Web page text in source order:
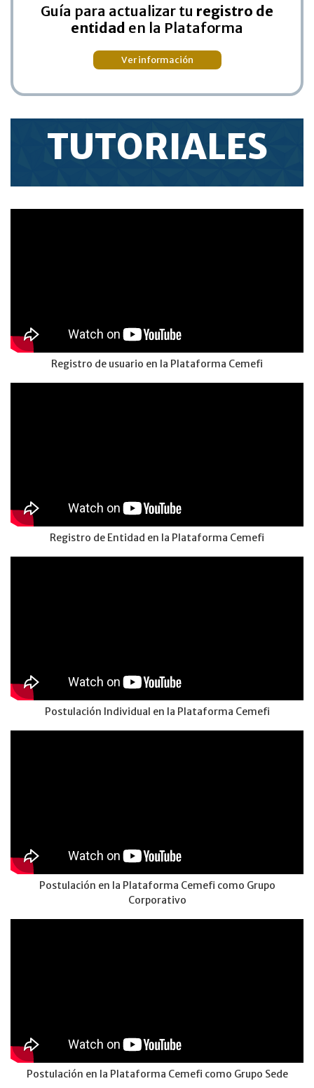
Guía para actualizar tu registro de
entidad en la Plataforma
Ver información
TUTORIALES
Registro de usuario en la Plataforma Cemefi
Registro de Entidad en la Plataforma Cemefi
Postulación Individual en la Plataforma Cemefi
Postulación en la Plataforma Cemefi como Grupo
Corporativo
Postulación en la Plataforma Cemefi como Grupo Sede